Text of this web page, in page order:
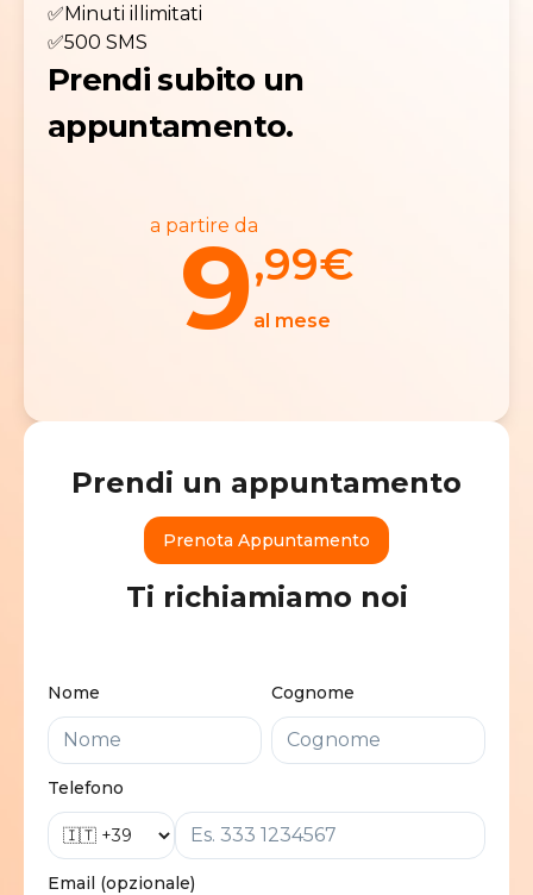
✅Minuti illimitati
✅500 SMS
Prendi subito un
appuntamento.
a partire da
9,99€
al mese
Prendi un appuntamento
Prenota Appuntamento
Ti richiamiamo noi
Nome Cognome
Telefono
Email (opzionale)